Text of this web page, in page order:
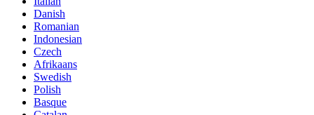
Danish
Romanian
Indonesian
Czech
Afrikaans
Swedish
Polish
Basque